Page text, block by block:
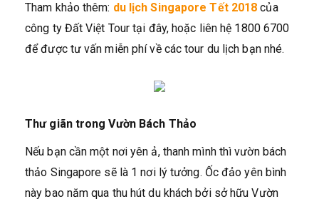
Tham khảo thêm: du lịch Singapore Tết 2018 của
công ty Đất Việt Tour tại đây, hoặc liên hệ 1800 6700
để được tư vấn miễn phí về các tour du lịch bạn nhé.
Thư giãn trong Vườn Bách Thảo
Nếu bạn cần một nơi yên ả, thanh mình thì vườn bách
thảo Singapore sẽ là 1 nơi lý tưởng. Ốc đảo yên bình
này bao năm qua thu hút du khách bởi sở hữu Vườn